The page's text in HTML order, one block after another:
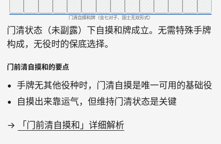
门清自摸和牌（含七对子、国士无双形式）
门清状态（未副露）下自摸和牌成立。无需特殊手牌
构成，无役时的保底选择。
门前清自摸和的要点
手牌无其他役种时，门清自摸是唯一可用的基础役
自摸出来靠运气，但维持门清状态是关键
→ 「门前清自摸和」详细解析